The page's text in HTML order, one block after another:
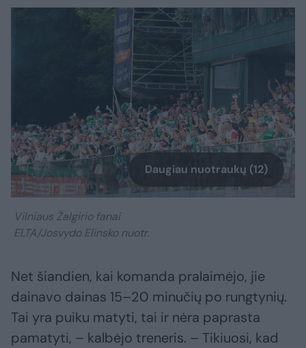
Daugiau nuotraukų (12)
Vilniaus Žalgirio fanai
ELTA/Josvydo Elinsko nuotr.
Net šiandien, kai komanda pralaimėjo, jie
dainavo dainas 15–20 minučių po rungtynių.
Tai yra puiku matyti, tai ir nėra paprasta
pamatyti, – kalbėjo treneris. – Tikiuosi, kad